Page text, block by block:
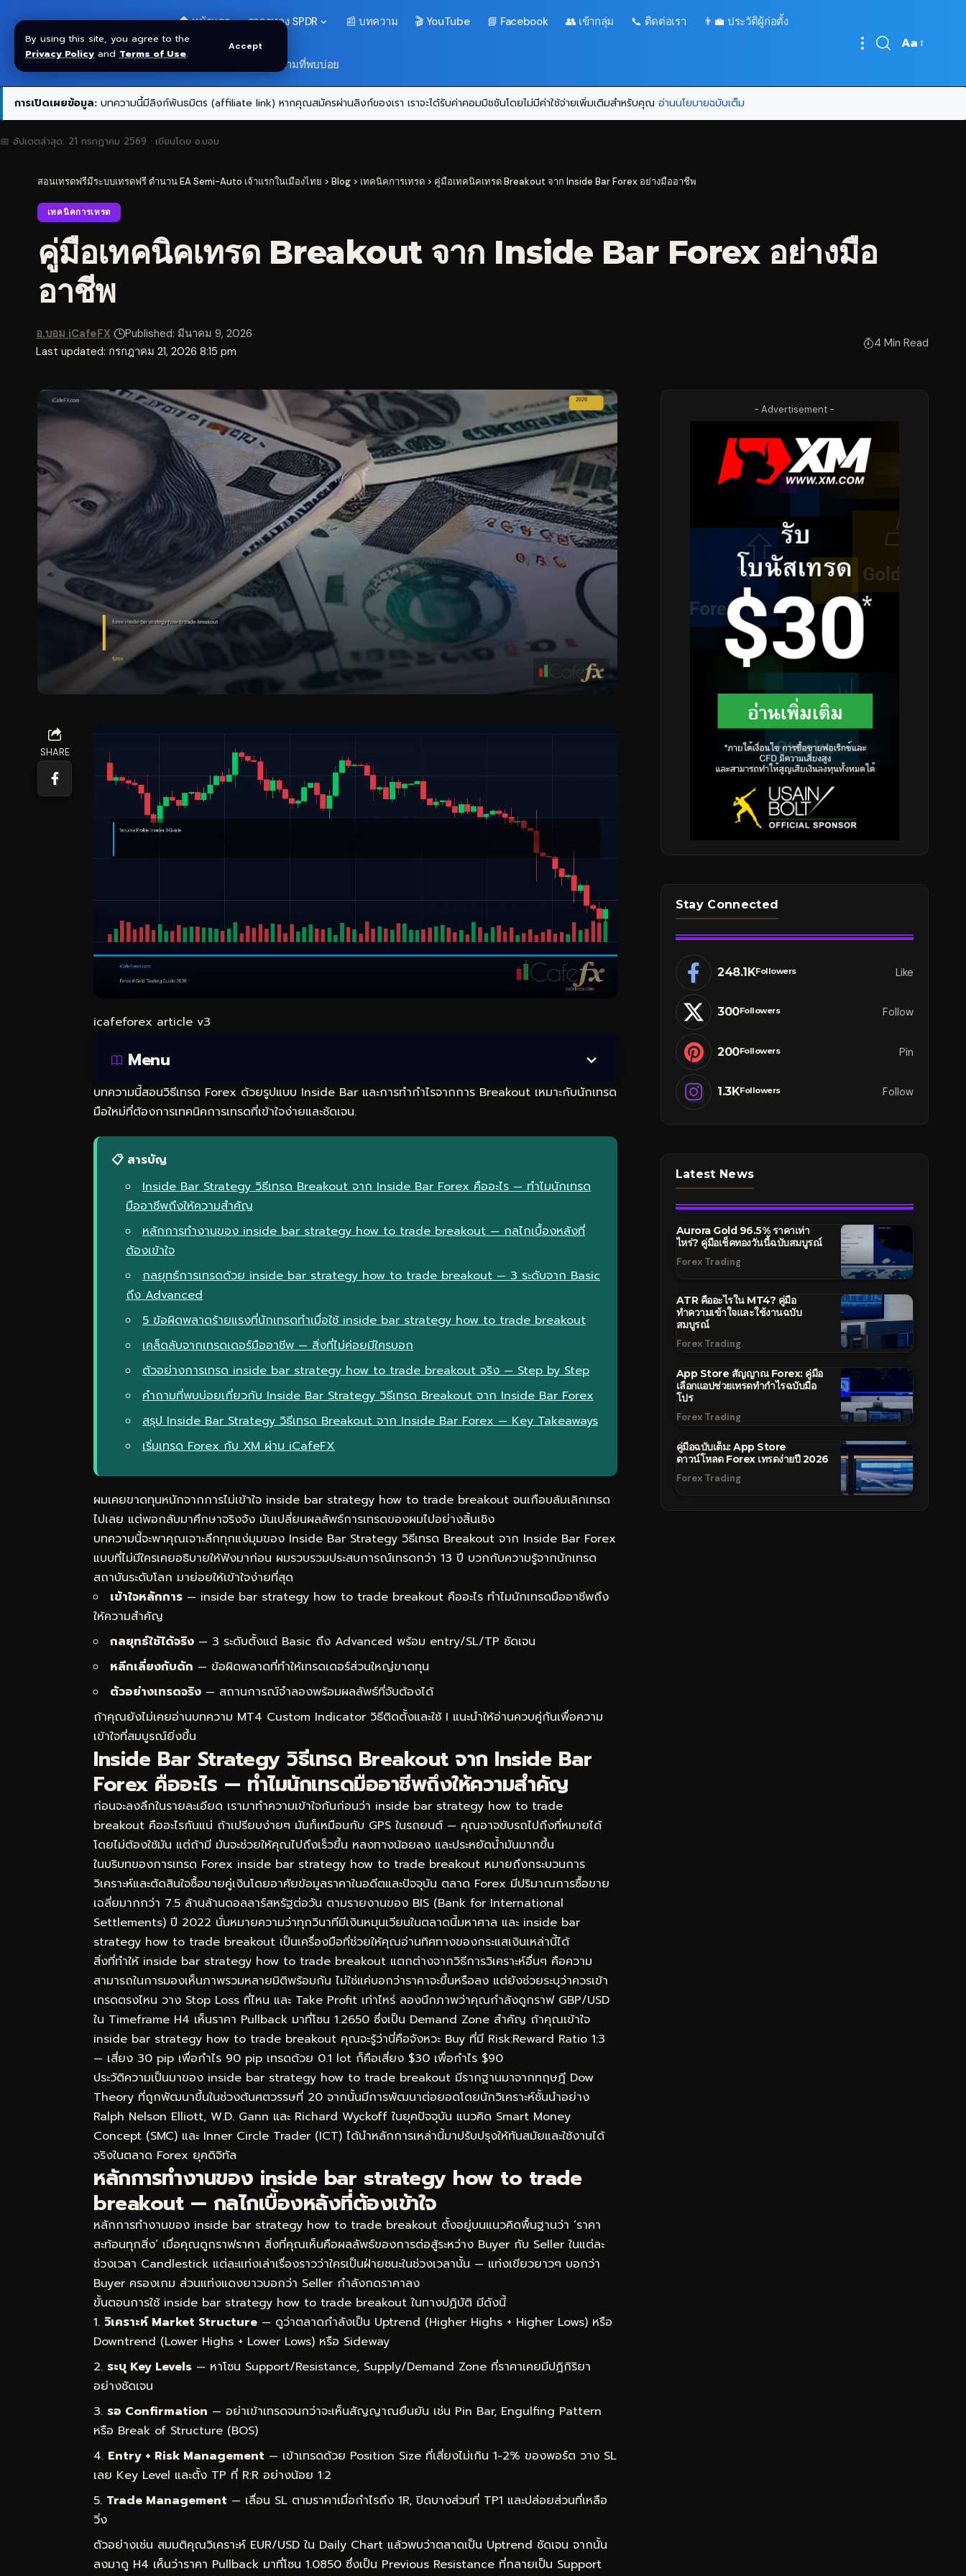
By using this site, you agree to the
Privacy Policy and Terms of Use.
Accept
🏠 หน้าแรก ราคาทอง SPDR 📰 บทความ 🎬 YouTube 📘 Facebook 👥 เข้ากลุ่ม 📞 ติดต่อเรา 👨‍💼 ประวัติผู้ก่อตั้ง
❓ คำถามที่พบบ่อย
Font
Aa
การเปิดเผยข้อมูล: บทความนี้มีลิงก์พันธมิตร (affiliate link) หากคุณสมัครผ่านลิงก์ของเรา เราจะได้รับค่าคอมมิชชันโดยไม่มีค่าใช้จ่ายเพิ่มเติมสำหรับคุณ อ่านนโยบายฉบับเต็ม
📅 อัปเดตล่าสุด: 21 กรกฎาคม 2569 · เขียนโดย อ.บอม
สอนเทรดฟรีมีระบบเทรดฟรี ตำนาน EA Semi-Auto เจ้าแรกในเมืองไทย > Blog > เทคนิคการเทรด > คู่มือเทคนิคเทรด Breakout จาก Inside Bar Forex อย่างมืออาชีพ
เทคนิคการเทรด
คู่มือเทคนิคเทรด Breakout จาก Inside Bar Forex อย่างมือ
อาชีพ
Last updated: กรกฎาคม 21, 2026 8:15 pm
อ.บอม iCafeFX Published: มีนาคม 9, 2026
4 Min Read
SHARE
icafeforex article v3
Menu
บทความนี้สอนวิธีเทรด Forex ด้วยรูปแบบ Inside Bar และการทำกำไรจากการ Breakout เหมาะกับนักเทรด
มือใหม่ที่ต้องการเทคนิคการเทรดที่เข้าใจง่ายและชัดเจน.
📋 สารบัญ
Inside Bar Strategy วิธีเทรด Breakout จาก Inside Bar Forex คืออะไร — ทำไมนักเทรด
มืออาชีพถึงให้ความสำคัญ
หลักการทำงานของ inside bar strategy how to trade breakout — กลไกเบื้องหลังที่
ต้องเข้าใจ
กลยุทธ์การเทรดด้วย inside bar strategy how to trade breakout — 3 ระดับจาก Basic
ถึง Advanced
5 ข้อผิดพลาดร้ายแรงที่นักเทรดทำเมื่อใช้ inside bar strategy how to trade breakout
เคล็ดลับจากเทรดเดอร์มืออาชีพ — สิ่งที่ไม่ค่อยมีใครบอก
ตัวอย่างการเทรด inside bar strategy how to trade breakout จริง — Step by Step
คำถามที่พบบ่อยเกี่ยวกับ Inside Bar Strategy วิธีเทรด Breakout จาก Inside Bar Forex
สรุป Inside Bar Strategy วิธีเทรด Breakout จาก Inside Bar Forex — Key Takeaways
เริ่มเทรด Forex กับ XM ผ่าน iCafeFX
ผมเคยขาดทุนหนักจากการไม่เข้าใจ inside bar strategy how to trade breakout จนเกือบล้มเลิกเทรด
ไปเลย แต่พอกลับมาศึกษาจริงจัง มันเปลี่ยนผลลัพธ์การเทรดของผมไปอย่างสิ้นเชิง
บทความนี้จะพาคุณเจาะลึกทุกแง่มุมของ Inside Bar Strategy วิธีเทรด Breakout จาก Inside Bar Forex
แบบที่ไม่มีใครเคยอธิบายให้ฟังมาก่อน ผมรวบรวมประสบการณ์เทรดกว่า 13 ปี บวกกับความรู้จากนักเทรด
สถาบันระดับโลก มาย่อยให้เข้าใจง่ายที่สุด
เข้าใจหลักการ — inside bar strategy how to trade breakout คืออะไร ทำไมนักเทรดมืออาชีพถึง
ให้ความสำคัญ
กลยุทธ์ใช้ได้จริง — 3 ระดับตั้งแต่ Basic ถึง Advanced พร้อม entry/SL/TP ชัดเจน
หลีกเลี่ยงกับดัก — ข้อผิดพลาดที่ทำให้เทรดเดอร์ส่วนใหญ่ขาดทุน
ตัวอย่างเทรดจริง — สถานการณ์จำลองพร้อมผลลัพธ์ที่จับต้องได้
ถ้าคุณยังไม่เคยอ่านบทความ MT4 Custom Indicator วิธีติดตั้งและใช้ I แนะนำให้อ่านควบคู่กันเพื่อความ
เข้าใจที่สมบูรณ์ยิ่งขึ้น
Inside Bar Strategy วิธีเทรด Breakout จาก Inside Bar
Forex คืออะไร — ทำไมนักเทรดมืออาชีพถึงให้ความสำคัญ
ก่อนจะลงลึกในรายละเอียด เรามาทำความเข้าใจกันก่อนว่า inside bar strategy how to trade
breakout คืออะไรกันแน่ ถ้าเปรียบง่ายๆ มันก็เหมือนกับ GPS ในรถยนต์ — คุณอาจขับรถไปถึงที่หมายได้
โดยไม่ต้องใช้มัน แต่ถ้ามี มันจะช่วยให้คุณไปถึงเร็วขึ้น หลงทางน้อยลง และประหยัดน้ำมันมากขึ้น
ในบริบทของการเทรด Forex inside bar strategy how to trade breakout หมายถึงกระบวนการ
วิเคราะห์และตัดสินใจซื้อขายคู่เงินโดยอาศัยข้อมูลราคาในอดีตและปัจจุบัน ตลาด Forex มีปริมาณการซื้อขาย
เฉลี่ยมากกว่า 7.5 ล้านล้านดอลลาร์สหรัฐต่อวัน ตามรายงานของ BIS (Bank for International
Settlements) ปี 2022 นั่นหมายความว่าทุกวินาทีมีเงินหมุนเวียนในตลาดนี้มหาศาล และ inside bar
strategy how to trade breakout เป็นเครื่องมือที่ช่วยให้คุณอ่านทิศทางของกระแสเงินเหล่านี้ได้
สิ่งที่ทำให้ inside bar strategy how to trade breakout แตกต่างจากวิธีการวิเคราะห์อื่นๆ คือความ
สามารถในการมองเห็นภาพรวมหลายมิติพร้อมกัน ไม่ใช่แค่บอกว่าราคาจะขึ้นหรือลง แต่ยังช่วยระบุว่าควรเข้า
เทรดตรงไหน วาง Stop Loss ที่ไหน และ Take Profit เท่าไหร่ ลองนึกภาพว่าคุณกำลังดูกราฟ GBP/USD
ใน Timeframe H4 เห็นราคา Pullback มาที่โซน 1.2650 ซึ่งเป็น Demand Zone สำคัญ ถ้าคุณเข้าใจ
inside bar strategy how to trade breakout คุณจะรู้ว่านี่คือจังหวะ Buy ที่มี Risk:Reward Ratio 1:3
— เสี่ยง 30 pip เพื่อกำไร 90 pip เทรดด้วย 0.1 lot ก็คือเสี่ยง $30 เพื่อกำไร $90
ประวัติความเป็นมาของ inside bar strategy how to trade breakout มีรากฐานมาจากทฤษฎี Dow
Theory ที่ถูกพัฒนาขึ้นในช่วงต้นศตวรรษที่ 20 จากนั้นมีการพัฒนาต่อยอดโดยนักวิเคราะห์ชั้นนำอย่าง
Ralph Nelson Elliott, W.D. Gann และ Richard Wyckoff ในยุคปัจจุบัน แนวคิด Smart Money
Concept (SMC) และ Inner Circle Trader (ICT) ได้นำหลักการเหล่านี้มาปรับปรุงให้ทันสมัยและใช้งานได้
จริงในตลาด Forex ยุคดิจิทัล
หลักการทำงานของ inside bar strategy how to trade
breakout — กลไกเบื้องหลังที่ต้องเข้าใจ
หลักการทำงานของ inside bar strategy how to trade breakout ตั้งอยู่บนแนวคิดพื้นฐานว่า ‘ราคา
สะท้อนทุกสิ่ง’ เมื่อคุณดูกราฟราคา สิ่งที่คุณเห็นคือผลลัพธ์ของการต่อสู้ระหว่าง Buyer กับ Seller ในแต่ละ
ช่วงเวลา Candlestick แต่ละแท่งเล่าเรื่องราวว่าใครเป็นฝ่ายชนะในช่วงเวลานั้น — แท่งเขียวยาวๆ บอกว่า
Buyer ครองเกม ส่วนแท่งแดงยาวบอกว่า Seller กำลังกดราคาลง
ขั้นตอนการใช้ inside bar strategy how to trade breakout ในทางปฏิบัติ มีดังนี้
วิเคราะห์ Market Structure — ดูว่าตลาดกำลังเป็น Uptrend (Higher Highs + Higher Lows) หรือ
Downtrend (Lower Highs + Lower Lows) หรือ Sideway
ระบุ Key Levels — หาโซน Support/Resistance, Supply/Demand Zone ที่ราคาเคยมีปฏิกิริยา
อย่างชัดเจน
รอ Confirmation — อย่าเข้าเทรดจนกว่าจะเห็นสัญญาณยืนยัน เช่น Pin Bar, Engulfing Pattern
หรือ Break of Structure (BOS)
Entry + Risk Management — เข้าเทรดด้วย Position Size ที่เสี่ยงไม่เกิน 1-2% ของพอร์ต วาง SL
เลย Key Level และตั้ง TP ที่ R:R อย่างน้อย 1:2
Trade Management — เลื่อน SL ตามราคาเมื่อกำไรถึง 1R, ปิดบางส่วนที่ TP1 และปล่อยส่วนที่เหลือ
วิ่ง
ตัวอย่างเช่น สมมติคุณวิเคราะห์ EUR/USD ใน Daily Chart แล้วพบว่าตลาดเป็น Uptrend ชัดเจน จากนั้น
ลงมาดู H4 เห็นว่าราคา Pullback มาที่โซน 1.0850 ซึ่งเป็น Previous Resistance ที่กลายเป็น Support
- Advertisement -
Stay Connected
248.1KFollowers Like
300Followers Follow
200Followers Pin
1.3KFollowers Follow
Latest News
Aurora Gold 96.5% ราคาเท่า
ไหร่? คู่มือเช็คทองวันนี้ฉบับสมบูรณ์
Forex Trading
ATR คืออะไรใน MT4? คู่มือ
ทำความเข้าใจและใช้งานฉบับ
สมบูรณ์
Forex Trading
App Store สัญญาณ Forex: คู่มือ
เลือกแอปช่วยเทรดทำกำไรฉบับมือ
โปร
Forex Trading
คู่มือฉบับเต็ม: App Store
ดาวน์โหลด Forex เทรดง่ายปี 2026
Forex Trading